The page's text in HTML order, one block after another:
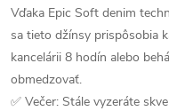
Vďaka Epic Soft denim
sa tieto džínsy prispôsobia
kancelárii 8 hodín alebo
obmedzovať.
✅ Večer: Stále vyzeráte